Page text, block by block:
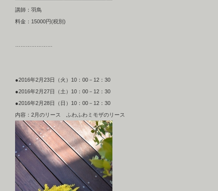
講師：羽鳥
料金：15000円(税別)
●2016年2月23日（火）10：00－12：30
●2016年2月27日（土）10：00－12：30
●2016年2月28日（日）10：00－12：30
内容：2月のリース ふわふわミモザのリース